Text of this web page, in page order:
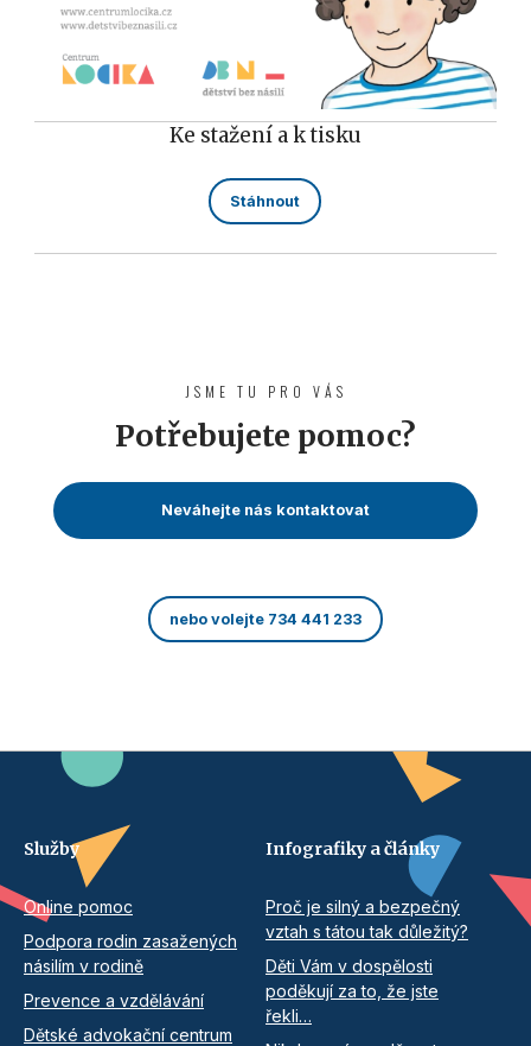
Ke stažení a k tisku
Stáhnout
JSME TU PRO VÁS
Potřebujete pomoc?
Neváhejte nás kontaktovat
nebo volejte 734 441 233
Služby
Online pomoc
Podpora rodin zasažených
násilím v rodině
Prevence a vzdělávání
Dětské advokační centrum
Infografiky a články
Proč je silný a bezpečný
vztah s tátou tak důležitý?
Děti Vám v dospělosti
poděkují za to, že jste
řekli…